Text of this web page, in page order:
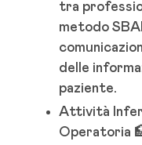
tra
metodo
delle
paziente.
Attività
Operatoria